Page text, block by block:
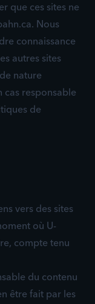
que ces sites ne
Nous
connaissance
autres sites
nature
cas responsable
de
vers des sites
où U-
compte tenu
du contenu
être fait par les